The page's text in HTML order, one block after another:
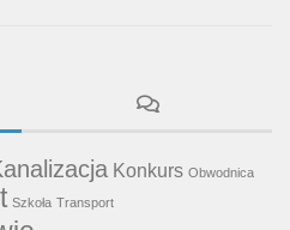
Konkurs Obwodnica
Szkoła Transport